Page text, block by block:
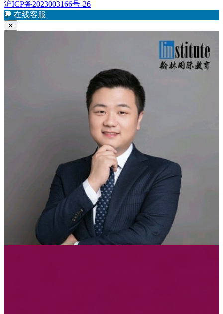
航
文
章：
沪ICP备2023003166号-26
💬 在线客服
✕